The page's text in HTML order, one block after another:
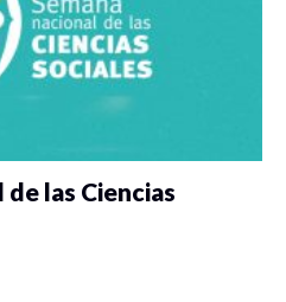
de las Ciencias